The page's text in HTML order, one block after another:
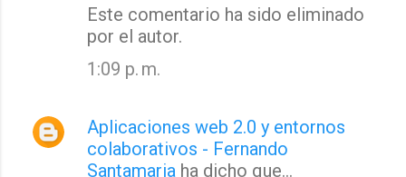
r
Este comentario ha sido eliminado
por el autor.
1:09 p. m.
Aplicaciones web 2.0 y entornos
colaborativos - Fernando
Santamaria ha dicho que…